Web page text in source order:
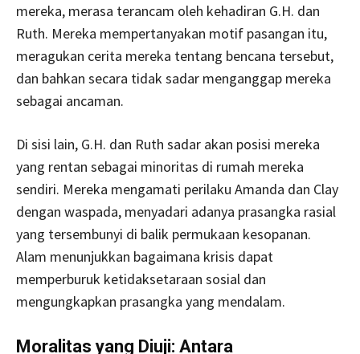
mereka, merasa terancam oleh kehadiran G.H. dan
Ruth. Mereka mempertanyakan motif pasangan itu,
meragukan cerita mereka tentang bencana tersebut,
dan bahkan secara tidak sadar menganggap mereka
sebagai ancaman.
Di sisi lain, G.H. dan Ruth sadar akan posisi mereka
yang rentan sebagai minoritas di rumah mereka
sendiri. Mereka mengamati perilaku Amanda dan Clay
dengan waspada, menyadari adanya prasangka rasial
yang tersembunyi di balik permukaan kesopanan.
Alam menunjukkan bagaimana krisis dapat
memperburuk ketidaksetaraan sosial dan
mengungkapkan prasangka yang mendalam.
Moralitas yang Diuji: Antara